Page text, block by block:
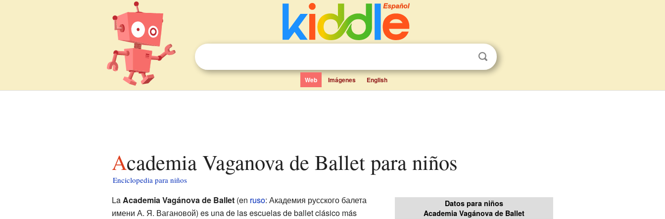
Web Imágenes English
Academia Vaganova de Ballet para niños
Enciclopedia para niños
Datos para niños
Academia Vagánova de Ballet
LaAcademia Vagánova de Ballet(en ruso: Академия русского балета
имени А. Я. Вагановой) es una de las escuelas de ballet clásico más